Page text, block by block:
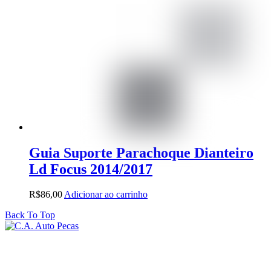
Guia Suporte Parachoque Dianteiro
Ld Focus 2014/2017
R$86,00Adicionar ao carrinho
Back To Top